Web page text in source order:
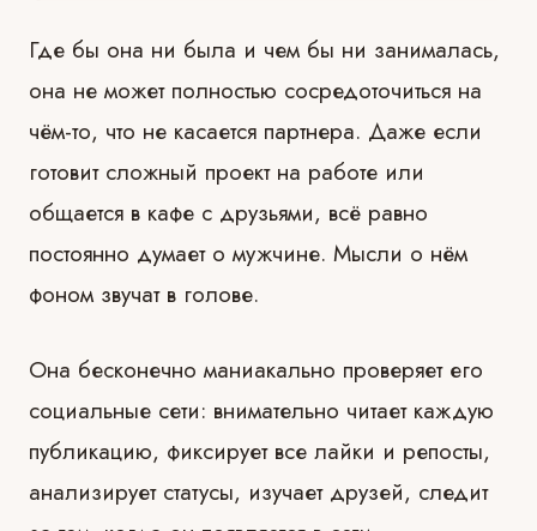
Где бы она ни была и чем бы ни занималась,
она не может полностью сосредоточиться на
чём-то, что не касается партнера. Даже если
готовит сложный проект на работе или
общается в кафе с друзьями, всё равно
постоянно думает о мужчине. Мысли о нём
фоном звучат в голове.
Она бесконечно маниакально проверяет его
социальные сети: внимательно читает каждую
публикацию, фиксирует все лайки и репосты,
анализирует статусы, изучает друзей, следит